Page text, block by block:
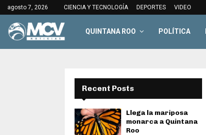
agosto 7, 2026 CIENCIA Y TECNOLOGÍA DEPORTES VIDEO
QUINTANA ROO POLÍTICA
Recent Posts
Llega la mariposa
monarca a Quintana
Roo